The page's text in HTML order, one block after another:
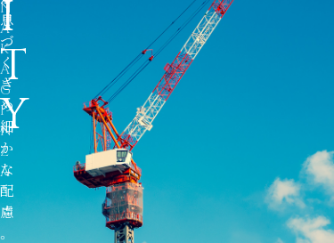
I
T
Y
息
づ
く
き
め
細
か
な
配
慮
。